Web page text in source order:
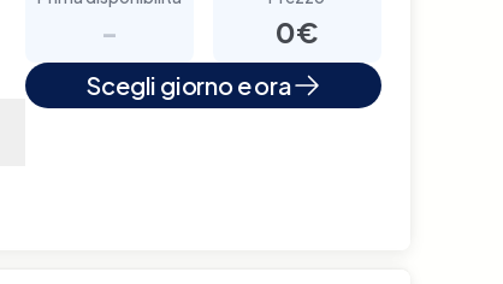
- 0€
Scegli giorno e ora